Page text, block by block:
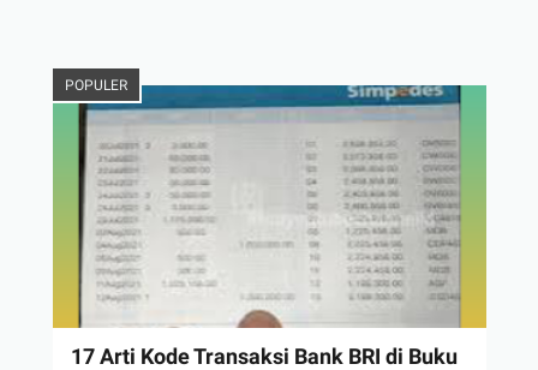
POPULER
17 Arti Kode Transaksi Bank BRI di Buku